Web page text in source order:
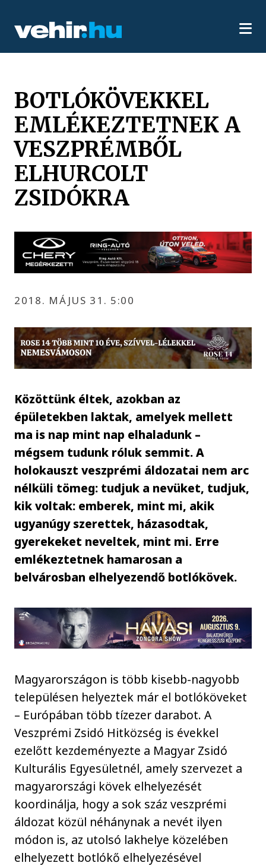
BOTLÓKÖVEKKEL
EMLÉKEZTETNEK A
VESZPRÉMBŐL
ELHURCOLT
ZSIDÓKRA
2018. MÁJUS 31. 5:00
Közöttünk éltek, azokban az
épületekben laktak, amelyek mellett
ma is nap mint nap elhaladunk –
mégsem tudunk róluk semmit. A
holokauszt veszprémi áldozatai nem arc
nélküli tömeg: tudjuk a nevüket, tudjuk,
kik voltak: emberek, mint mi, akik
ugyanúgy szerettek, házasodtak,
gyerekeket neveltek, mint mi. Erre
emlékeztetnek hamarosan a
belvárosban elhelyezendő botlókövek.
Magyarországon is több kisebb-nagyobb
településen helyeztek már el botlóköveket
– Európában több tízezer darabot. A
Veszprémi Zsidó Hitközség is évekkel
ezelőtt kezdeményezte a Magyar Zsidó
Kulturális Egyesületnél, amely szervezet a
magyarországi kövek elhelyezését
koordinálja, hogy a sok száz veszprémi
áldozat közül néhánynak a nevét ilyen
módon is, az utolsó lakhelye közelében
elhelyezett botlókő elhelyezésével